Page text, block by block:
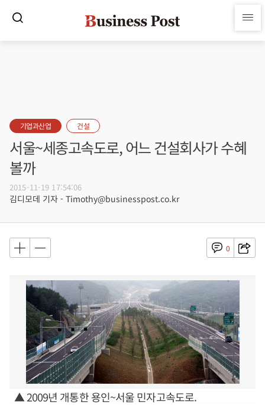
기업과산업 건설
서울~세종고속도로, 어느 건설회사가 수혜
볼까
2015-11-19 17:54:06
김디모데 기자 - Timothy@businesspost.co.kr
0
▲ 2009년 개통한 용인~서울 민자고속도로.